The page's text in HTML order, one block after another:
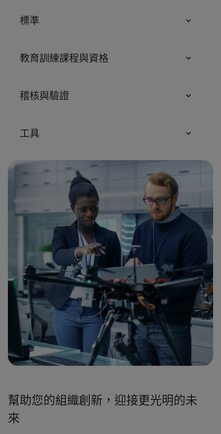
標準
教育訓練課程與資格
稽核與驗證
工具
幫助您的組織創新，迎接更光明的未
來